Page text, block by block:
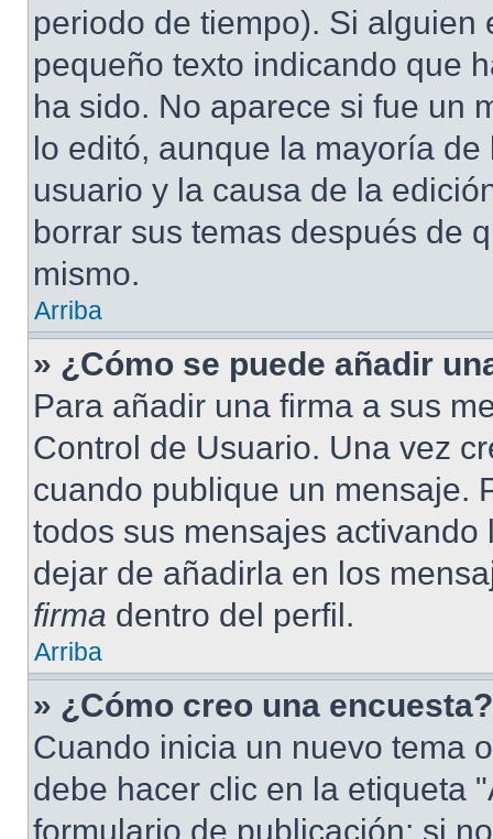
periodo de tiempo). Si
pequeño texto indicando que
ha sido. No aparece si fue un
lo editó, aunque la mayoría
usuario y la causa de la
borrar sus temas después de
mismo.
Arriba
» ¿Cómo se puede añadir
Para añadir una firma a sus
Control de Usuario. Una vez
cuando publique un mensaje.
todos sus mensajes
dejar de añadirla en los
firma dentro del perfil.
Arriba
» ¿Cómo creo una encuesta?
Cuando inicia un nuevo tema
debe hacer clic en la etiqueta
formulario de publicación; si